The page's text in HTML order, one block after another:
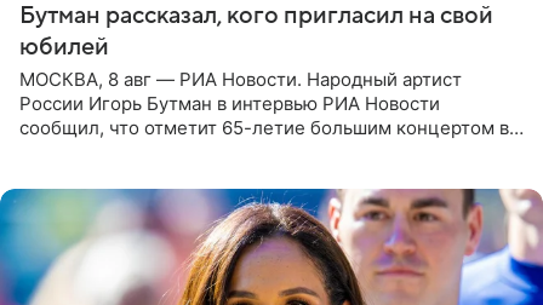
Бутман рассказал, кого пригласил на свой
юбилей
МОСКВА, 8 авг — РИА Новости. Народный артист
России Игорь Бутман в интервью РИА Новости
сообщил, что отметит 65-летие большим концертом в